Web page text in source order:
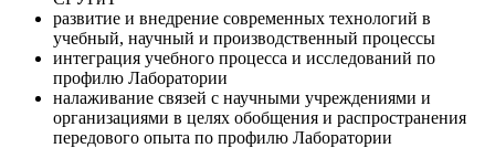
развитие и внедрение современных технологий в
учебный, научный и производственный процессы
интеграция учебного процесса и исследований по
профилю Лаборатории
налаживание связей с научными учреждениями и
организациями в целях обобщения и распространения
передового опыта по профилю Лаборатории